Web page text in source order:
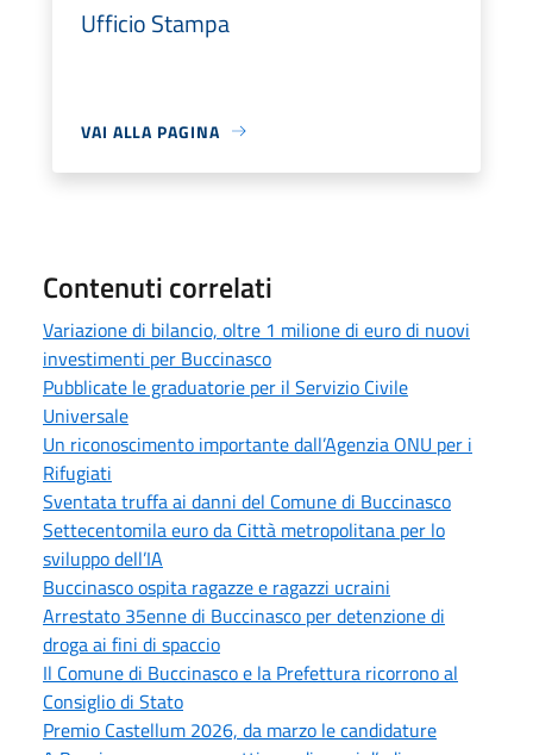
Ufficio Stampa
VAI ALLA PAGINA
Contenuti correlati
Variazione di bilancio, oltre 1 milione di euro di nuovi
investimenti per Buccinasco
Pubblicate le graduatorie per il Servizio Civile
Universale
Un riconoscimento importante dall’Agenzia ONU per i
Rifugiati
Sventata truffa ai danni del Comune di Buccinasco
Settecentomila euro da Città metropolitana per lo
sviluppo dell’IA
Buccinasco ospita ragazze e ragazzi ucraini
Arrestato 35enne di Buccinasco per detenzione di
droga ai fini di spaccio
Il Comune di Buccinasco e la Prefettura ricorrono al
Consiglio di Stato
Premio Castellum 2026, da marzo le candidature